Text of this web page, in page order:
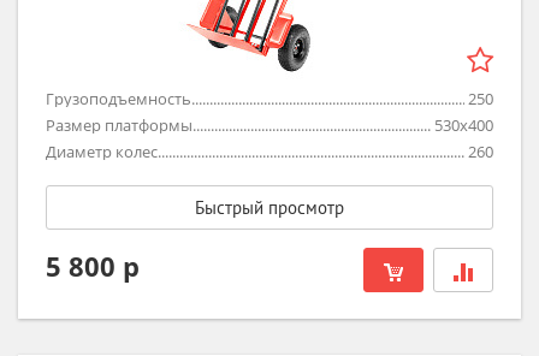
Грузоподъемность
250
Размер платформы
530х400
Диаметр колес
260
Быстрый просмотр
5 800 р